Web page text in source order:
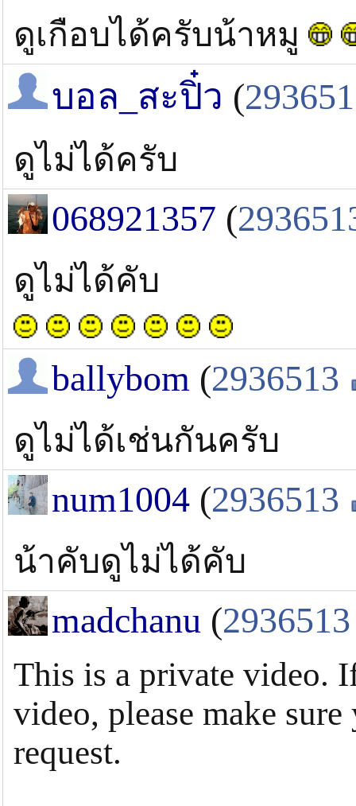
ดูเกือบได้ครับน้าหมู
บอล_สะปิ๋ว (
ดูไม่ได้ครับ
068921357 (
ดูไม่ได้คับ
ballybom (2936513
ดูไม่ได้เช่นกันครับ
num1004 (2936513
น้าคับดูไม่ได้คับ
madchanu (2936513
This is a private video.
video, please make
request.